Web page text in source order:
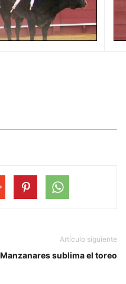
Artículo siguiente
Manzanares sublima el toreo